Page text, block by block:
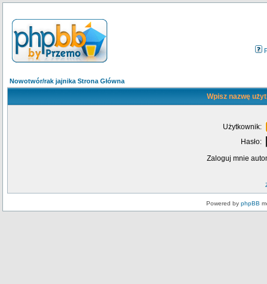
Nowotwór/rak jajnika Strona Główna
Wpisz nazwę
Użytkownik:
Hasło:
Zaloguj mnie
Powered by phpBB